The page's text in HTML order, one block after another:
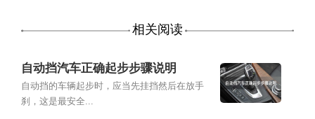
相关阅读
自动挡汽车正确起步步骤说明
自动挡的车辆起步时，应当先挂挡然后在放手
刹，这是最安全...